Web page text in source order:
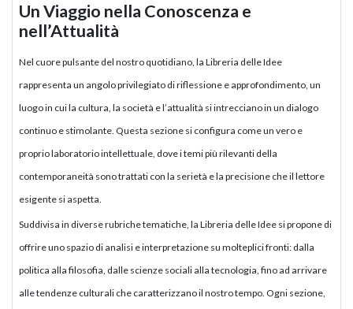
Un Viaggio nella Conoscenza e
nell’Attualità
Nel cuore pulsante del nostro quotidiano, la Libreria delle Idee
rappresenta un angolo privilegiato di riflessione e approfondimento, un
luogo in cui la cultura, la società e l’attualità si intrecciano in un dialogo
continuo e stimolante. Questa sezione si configura come un vero e
proprio laboratorio intellettuale, dove i temi più rilevanti della
contemporaneità sono trattati con la serietà e la precisione che il lettore
esigente si aspetta.
Suddivisa in diverse rubriche tematiche, la Libreria delle Idee si propone di
offrire uno spazio di analisi e interpretazione su molteplici fronti: dalla
politica alla filosofia, dalle scienze sociali alla tecnologia, fino ad arrivare
alle tendenze culturali che caratterizzano il nostro tempo. Ogni sezione,